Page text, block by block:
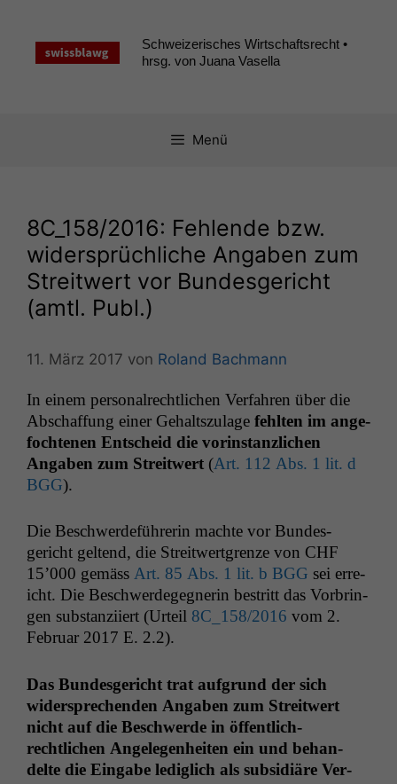
springen
Schweizerisches Wirtschaftsrecht •
hrsg. von Juana Vasella
Menü
8C_158/2016: Fehlende bzw.
widersprüchliche Angaben zum
Streitwert vor Bundesgericht
(amtl. Publ.)
11. März 2017 von Roland Bachmann
In einem per­son­al­rechtlichen Ver­fahren über die
Abschaf­fung ein­er Gehalt­szu­lage fehlten im ange­
focht­e­nen Entscheid die vorin­stan­zlichen
Angaben zum Stre­itwert (Art. 112 Abs. 1 lit. d
BGG).
Die Beschw­erde­führerin machte vor Bun­des­
gericht gel­tend, die Stre­itwert­gren­ze von CHF
15’000 gemäss Art. 85 Abs. 1 lit. b BGG sei erre­
icht. Die Beschw­erdegeg­ner­in bestritt das Vor­brin­
gen sub­stanzi­iert (Urteil 8C_158/2016 vom 2.
Feb­ru­ar 2017 E. 2.2).
Das Bun­des­gericht trat auf­grund der sich
wider­sprechen­den Angaben zum Stre­itwert
nicht auf die Beschw­erde in öffentlich-
rechtlichen Angele­gen­heit­en ein und behan­
delte die Eingabe lediglich als sub­sidiäre Ver­